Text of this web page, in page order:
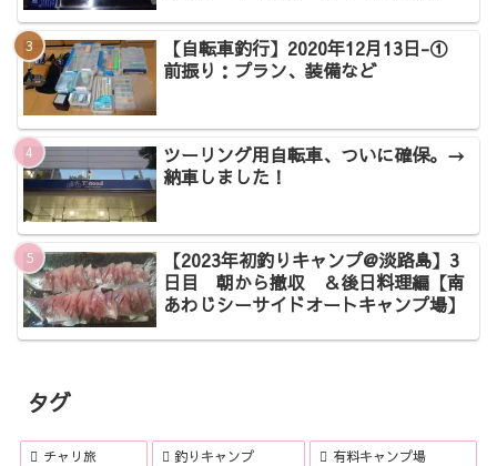
【自転車釣行】2020年12月13日-①
前振り：プラン、装備など
ツーリング用自転車、ついに確保。→
納車しました！
【2023年初釣りキャンプ@淡路島】3
日目 朝から撤収 ＆後日料理編【南
あわじシーサイドオートキャンプ場】
タグ
チャリ旅 釣りキャンプ 有料キャンプ場